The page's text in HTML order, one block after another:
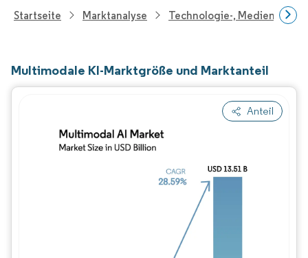
Startseite Marktanalyse Technologie-, Medien- Und
Multimodale KI-Marktgröße und Marktanteil
Anteil